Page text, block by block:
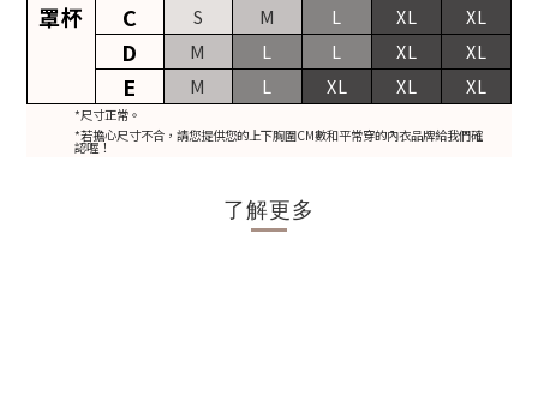
罩杯 C S M L XL XL
D M L L XL XL
E M L XL XL XL
*尺寸正常。
*若擔心尺寸不合，請您提供您的上下胸圍CM數和平常穿的內衣品牌給我們確
認喔！
了解更多